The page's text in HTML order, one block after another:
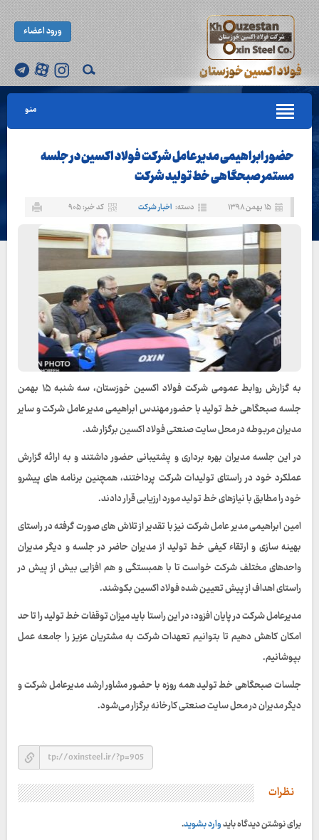
ورود اعضاء
منو
حضور ابراهیمی مدیرعامل شرکت فولاد اکسین در جلسه
مستمر صبحگاهی خط تولید شرکت
۱۵ بهمن ۱۳۹۸ دسته: اخبار شرکت کد خبر: ۹۰۵
به گزارش روابط عمومی شرکت فولاد اکسین خوزستان، سه شنبه ۱۵ بهمن
جلسه صبحگاهی خط تولید با حضور مهندس ابراهیمی مدیر عامل شرکت و سایر
مدیران مربوطه در محل سایت صنعتی فولاد اکسین برگزار شد.
در این جلسه مدیران بهره برداری و پشتیبانی حضور داشتند و به ارائه گزارش
عملکرد خود در راستای تولیدات شرکت پرداختند، همچنین برنامه های پیشرو
خود را مطابق با نیازهای خط تولید مورد ارزیابی قرار دادند.
امین ابراهیمی مدیر عامل شرکت نیز با تقدیر از تلاش های صورت گرفته در راستای
بهینه سازی و ارتقاء کیفی خط تولید از مدیران حاضر در جلسه و دیگر مدیران
واحدهای مختلف شرکت خواست تا با همبستگی و هم افزایی بیش از پیش در
راستای اهداف از پیش تعیین شده فولاد اکسین بکوشند.
مدیرعامل شرکت در پایان افزود: در این راستا باید میزان توقفات خط تولید را تا حد
امکان کاهش دهیم تا بتوانیم تعهدات شرکت به مشتریان عزیز را جامعه عمل
بپوشانیم.
جلسات صبحگاهی خط تولید همه روزه با حضور مشاور ارشد مدیرعامل شرکت و
دیگر مدیران در محل سایت صنعتی کارخانه برگزار می‌شود.
نظرات
برای نوشتن دیدگاه بایدوارد بشوید.